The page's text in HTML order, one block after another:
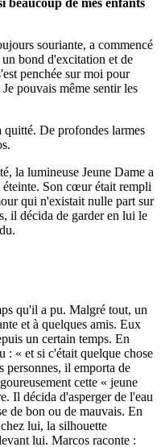
souriante, a commencé
bond d'excitation et de
penchée sur moi pour
pouvais même sentir les
quitté. De profondes larmes
la lumineuse Jeune Dame a
Son cœur était rempli
qui n'existait nulle part sur
il décida de garder en lui le
qu'il a pu. Malgré tout, un
et à quelques amis. Eux
un certain temps. En
: « et si c'était quelque chose
personnes, il emporta de
cette « jeune
Il décida d'asperger de l'eau
de bon ou de mauvais. En
lui, la silhouette
lui. Marcos raconte :